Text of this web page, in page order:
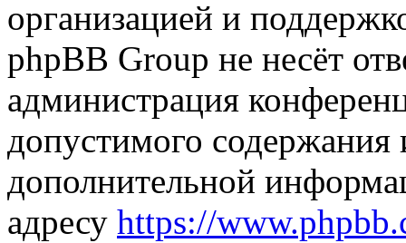
организацией и
phpBB Group не несёт
администрация
допустимого
дополнительной
адресу https://